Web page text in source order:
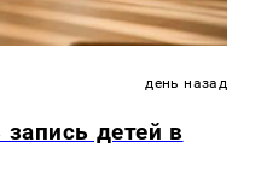
день назад
детей в